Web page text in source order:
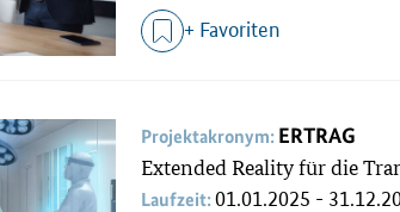
+ Favoriten
Projektakronym: ERTRAG
Extended Reality für die
Laufzeit:01.01.2025 -